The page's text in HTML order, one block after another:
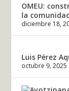
OMEU:
la
diciembre 18,
Luis Pérez
octubre 9, 2025